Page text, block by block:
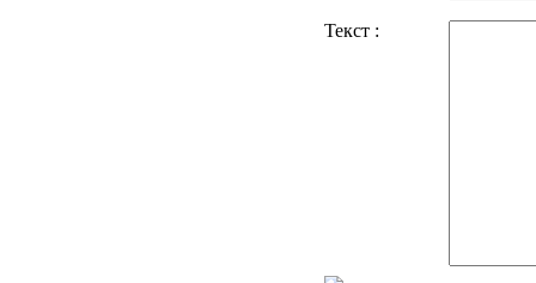
Текст :